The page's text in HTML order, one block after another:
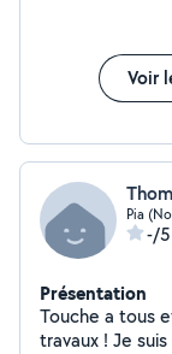
Voir
Pia
-/5
Présentation
Touche a tous
travaux ! Je suis dsl mais il se peut que ma réponse soit